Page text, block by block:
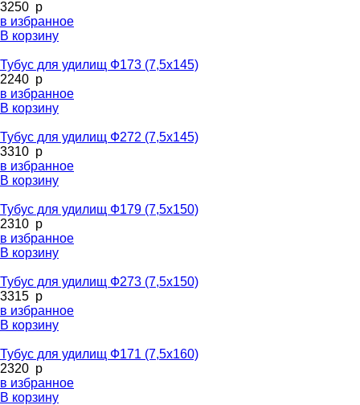
3250 p
в избранное
В корзину
Тубус для удилищ Ф173 (7,5х145)
2240 p
в избранное
В корзину
Тубус для удилищ Ф272 (7,5х145)
3310 p
в избранное
В корзину
Тубус для удилищ Ф179 (7,5х150)
2310 p
в избранное
В корзину
Тубус для удилищ Ф273 (7,5х150)
3315 p
в избранное
В корзину
Тубус для удилищ Ф171 (7,5х160)
2320 p
в избранное
В корзину